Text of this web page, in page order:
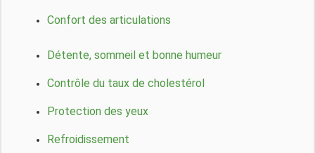
Confort des articulations
Détente, sommeil et bonne humeur
Contrôle du taux de cholestérol
Protection des yeux
Refroidissement